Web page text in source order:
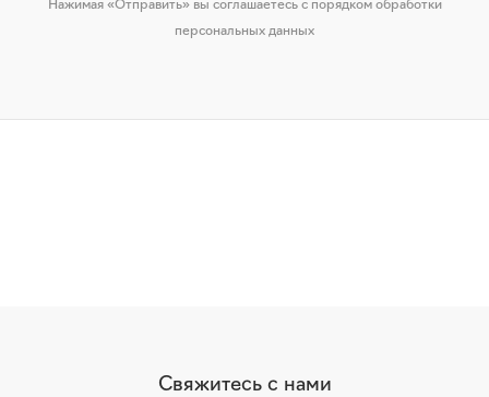
персональных данных
Свяжитесь с нами